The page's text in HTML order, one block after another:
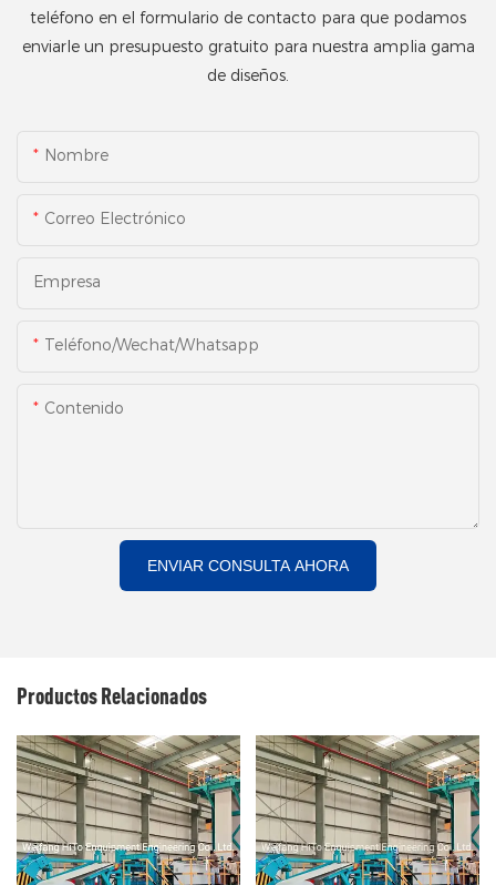
teléfono en el formulario de contacto para que podamos
enviarle un presupuesto gratuito para nuestra amplia gama
de diseños.
Nombre
Correo Electrónico
Empresa
Teléfono/Wechat/Whatsapp
Contenido
ENVIAR CONSULTA AHORA
Productos Relacionados